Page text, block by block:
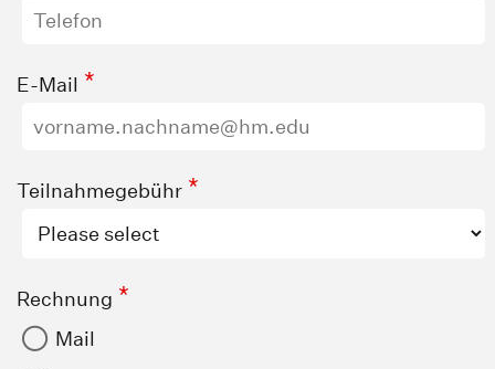
E-Mail *
Teilnahmegebühr *
Rechnung *
Mail